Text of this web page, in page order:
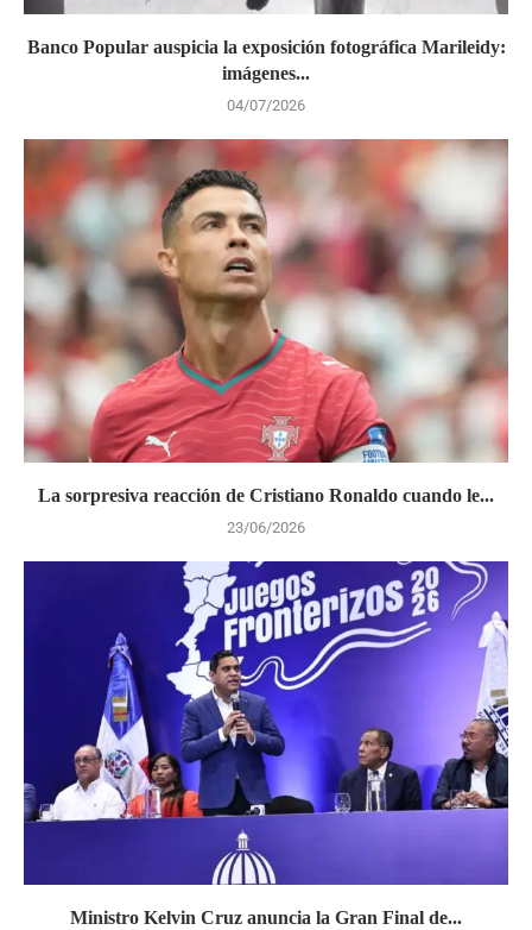
Banco Popular auspicia la exposición fotográfica Marileidy:
imágenes...
04/07/2026
La sorpresiva reacción de Cristiano Ronaldo cuando le...
23/06/2026
Ministro Kelvin Cruz anuncia la Gran Final de...